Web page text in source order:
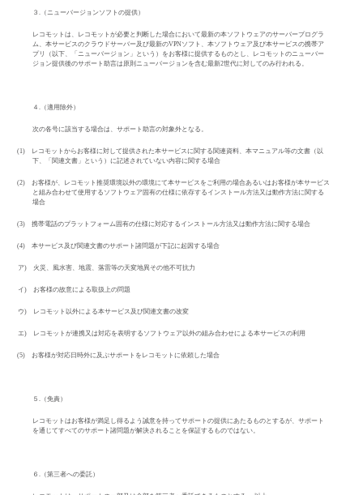
３. （ニューバージョンソフトの提供）
レコモットは、レコモットが必要と判断した場合において最新の本ソフトウェアのサーバープログラ
ム、本サービスのクラウドサーバー及び最新のVPNソフト、本ソフトウェア及び本サービスの携帯ア
プリ（以下、「ニューバージョン」という）をお客様に提供するものとし、レコモットのニューバー
ジョン提供後のサポート助言は原則ニューバージョンを含む最新2世代に対してのみ行われる。
４. （適用除外）
次の各号に該当する場合は、サポート助言の対象外となる。
(1)
レコモットからお客様に対して提供された本サービスに関する関連資料、本マニュアル等の文書（以
下、「関連文書」という）に記述されていない内容に関する場合
(2)
お客様が、レコモット推奨環境以外の環境にて本サービスをご利用の場合あるいはお客様が本サービス
と組み合わせて使用するソフトウェア固有の仕様に依存するインストール方法又は動作方法に関する
場合
(3) 携帯電話のプラットフォーム固有の仕様に対応するインストール方法又は動作方法に関する場合
(4) 本サービス及び関連文書のサポート諸問題が下記に起因する場合
ア) 火災、風水害、地震、落雷等の天変地異その他不可抗力
イ) お客様の故意による取扱上の問題
ウ) レコモット以外による本サービス及び関連文書の改変
エ) レコモットが連携又は対応を表明するソフトウェア以外の組み合わせによる本サービスの利用
(5) お客様が対応日時外に及ぶサポートをレコモットに依頼した場合
５. （免責）
レコモットはお客様が満足し得るよう誠意を持ってサポートの提供にあたるものとするが、サポート
を通じてすべてのサポート諸問題が解決されることを保証するものではない。
６. （第三者への委託）